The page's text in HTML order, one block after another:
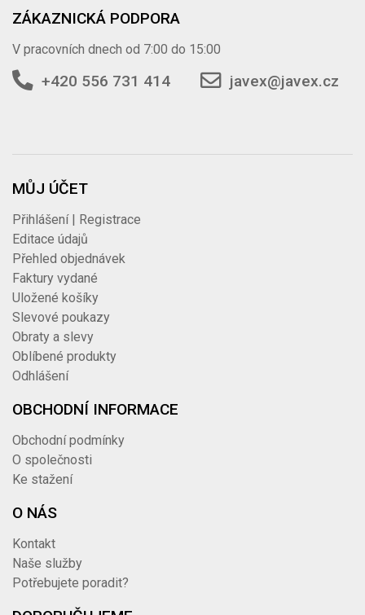
ZÁKAZNICKÁ PODPORA
V pracovních dnech od 7:00 do 15:00
+420 556 731 414 javex@javex.cz
MŮJ ÚČET
Přihlášení | Registrace
Editace údajů
Přehled objednávek
Faktury vydané
Uložené košíky
Slevové poukazy
Obraty a slevy
Oblíbené produkty
Odhlášení
OBCHODNÍ INFORMACE
Obchodní podmínky
O společnosti
Ke stažení
O NÁS
Kontakt
Naše služby
Potřebujete poradit?